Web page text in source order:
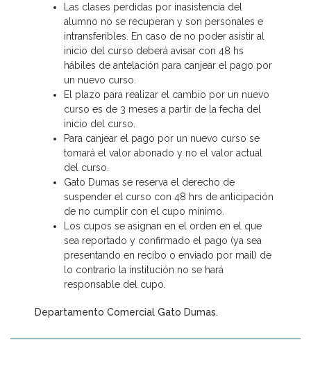
Las clases perdidas por inasistencia del
alumno no se recuperan y son personales e
intransferibles. En caso de no poder asistir al
inicio del curso deberá avisar con 48 hs
hábiles de antelación para canjear el pago por
un nuevo curso.
El plazo para realizar el cambio por un nuevo
curso es de 3 meses a partir de la fecha del
inicio del curso.
Para canjear el pago por un nuevo curso se
tomará el valor abonado y no el valor actual
del curso.
Gato Dumas se reserva el derecho de
suspender el curso con 48 hrs de anticipación
de no cumplir con el cupo mínimo.
Los cupos se asignan en el orden en el que
sea reportado y confirmado el pago (ya sea
presentando en recibo o enviado por mail) de
lo contrario la institución no se hará
responsable del cupo.
Departamento Comercial Gato Dumas.